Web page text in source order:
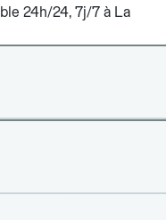
24h/24, 7j/7 à La